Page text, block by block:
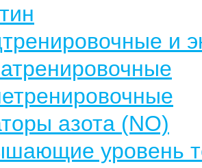
и
азота (NO)
уровень